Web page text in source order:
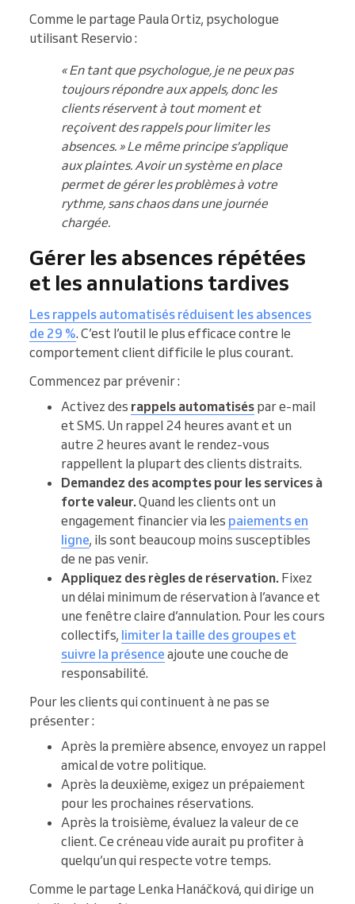
Comme le partage Paula Ortiz, psychologue
utilisant Reservio :
« En tant que psychologue, je ne peux pas
toujours répondre aux appels, donc les
clients réservent à tout moment et
reçoivent des rappels pour limiter les
absences. » Le même principe s’applique
aux plaintes. Avoir un système en place
permet de gérer les problèmes à votre
rythme, sans chaos dans une journée
chargée.
Gérer les absences répétées
et les annulations tardives
Les rappels automatisés réduisent les absences
de 29 %. C’est l’outil le plus efficace contre le
comportement client difficile le plus courant.
Commencez par prévenir :
Activez des rappels automatisés par e-mail
et SMS. Un rappel 24 heures avant et un
autre 2 heures avant le rendez-vous
rappellent la plupart des clients distraits.
Demandez des acomptes pour les services à
forte valeur.Quand les clients ont un
engagement financier via les paiements en
ligne, ils sont beaucoup moins susceptibles
de ne pas venir.
Appliquez des règles de réservation. Fixez
un délai minimum de réservation à l’avance et
une fenêtre claire d’annulation. Pour les cours
collectifs, limiter la taille des groupes et
suivre la présence ajoute une couche de
responsabilité.
Pour les clients qui continuent à ne pas se
présenter :
Après la première absence, envoyez un rappel
amical de votre politique.
Après la deuxième, exigez un prépaiement
pour les prochaines réservations.
Après la troisième, évaluez la valeur de ce
client. Ce créneau vide aurait pu profiter à
quelqu’un qui respecte votre temps.
Comme le partage Lenka Hanáčková, qui dirige un